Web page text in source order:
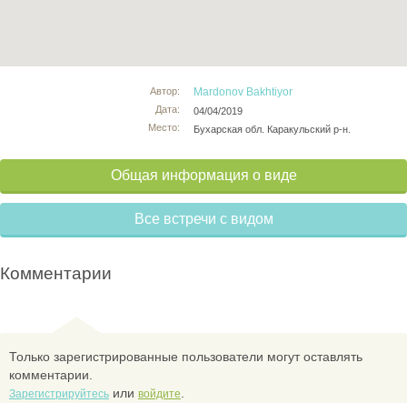
Автор:
Дата:
Место:
Mardonov Bakhtiyor
04/04/2019
Бухарская обл. Каракульский р-н.
Общая информация о виде
Все встречи с видом
Комментарии
Только зарегистрированные пользователи могут оставлять
комментарии.
Зарегистрируйтесь или войдите